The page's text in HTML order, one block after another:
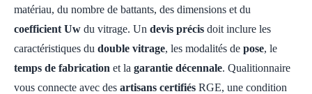
matériau, du nombre de battants, des dimensions et du
coefficient Uw du vitrage. Un devis précis doit inclure les
caractéristiques du double vitrage, les modalités de pose, le
temps de fabrication et la garantie décennale. Qualitionnaire
vous connecte avec des artisans certifiés RGE, une condition